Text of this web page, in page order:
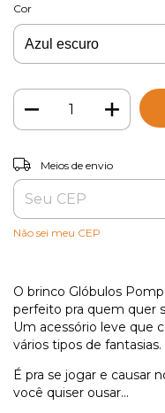
Cor
Entregas para o CEP:
Meios de envio
Não sei meu CEP
O brinco Glóbulos
perfeito pra quem quer
Um acessório leve que
vários tipos de fantasias.
É pra se jogar e causar
você quiser ousar...